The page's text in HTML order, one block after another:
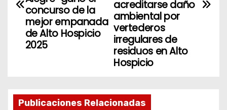
e
i
acreditarse daño
ambiental por
vertederos
irregulares de
residuos en Alto
Hospicio
concurso de la
mejor empanada
de Alto Hospicio
2025
Publicaciones Relacionadas